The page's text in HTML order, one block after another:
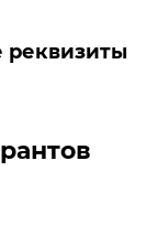
реквизиты